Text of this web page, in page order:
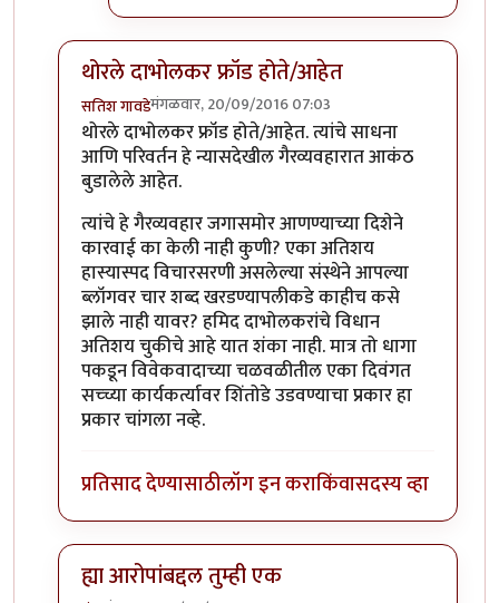
थोरले दाभोलकर फ्रॉड होते/आहेत
सतिश गावडेमंगळवार, 20/09/2016 07:03
In reply toप्रकाश घाटपांडे,byगामा पैलवान
थोरले दाभोलकर फ्रॉड होते/आहेत. त्यांचे साधना
आणि परिवर्तन हे न्यासदेखील गैरव्यवहारात आकंठ
बुडालेले आहेत.
त्यांचे हे गैरव्यवहार जगासमोर आणण्याच्या दिशेने
कारवाई का केली नाही कुणी? एका अतिशय
हास्यास्पद विचारसरणी असलेल्या संस्थेने आपल्या
ब्लॉगवर चार शब्द खरडण्यापलीकडे काहीच कसे
झाले नाही यावर? हमिद दाभोलकरांचे विधान
अतिशय चुकीचे आहे यात शंका नाही. मात्र तो धागा
पकडून विवेकवादाच्या चळवळीतील एका दिवंगत
सच्च्या कार्यकर्त्यावर शिंतोडे उडवण्याचा प्रकार हा
प्रकार चांगला नव्हे.
प्रतिसाद देण्यासाठीलॉग इन कराकिंवासदस्य व्हा
ह्या आरोपांबद्दल तुम्ही एक